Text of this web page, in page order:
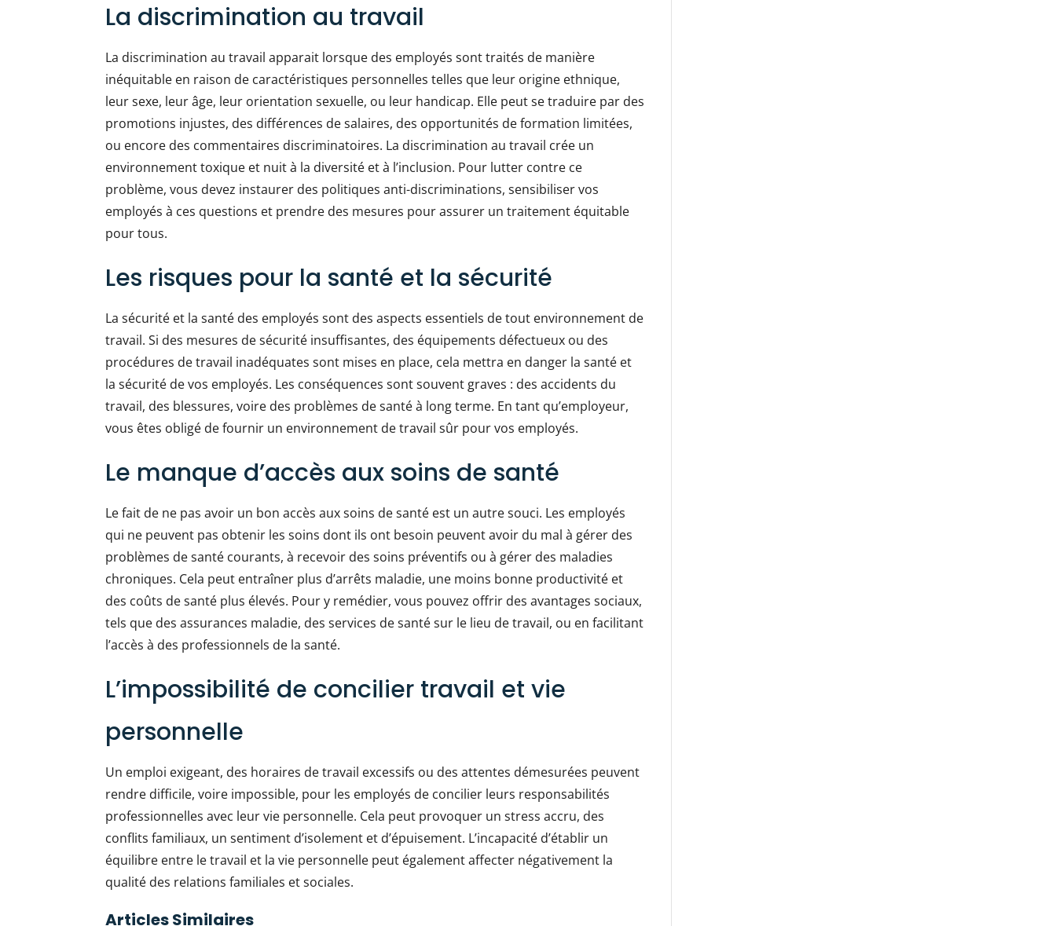
La discrimination au travail
La discrimination au travail apparait lorsque des employés sont traités de manière
inéquitable en raison de caractéristiques personnelles telles que leur origine ethnique,
leur sexe, leur âge, leur orientation sexuelle, ou leur handicap. Elle peut se traduire par des
promotions injustes, des différences de salaires, des opportunités de formation limitées,
ou encore des commentaires discriminatoires. La discrimination au travail crée un
environnement toxique et nuit à la diversité et à l’inclusion. Pour lutter contre ce
problème, vous devez instaurer des politiques anti-discriminations, sensibiliser vos
employés à ces questions et prendre des mesures pour assurer un traitement équitable
pour tous.
Les risques pour la santé et la sécurité
La sécurité et la santé des employés sont des aspects essentiels de tout environnement de
travail. Si des mesures de sécurité insuffisantes, des équipements défectueux ou des
procédures de travail inadéquates sont mises en place, cela mettra en danger la santé et
la sécurité de vos employés. Les conséquences sont souvent graves : des accidents du
travail, des blessures, voire des problèmes de santé à long terme. En tant qu’employeur,
vous êtes obligé de fournir un environnement de travail sûr pour vos employés.
Le manque d’accès aux soins de santé
Le fait de ne pas avoir un bon accès aux soins de santé est un autre souci. Les employés
qui ne peuvent pas obtenir les soins dont ils ont besoin peuvent avoir du mal à gérer des
problèmes de santé courants, à recevoir des soins préventifs ou à gérer des maladies
chroniques. Cela peut entraîner plus d’arrêts maladie, une moins bonne productivité et
des coûts de santé plus élevés. Pour y remédier, vous pouvez offrir des avantages sociaux,
tels que des assurances maladie, des services de santé sur le lieu de travail, ou en facilitant
l’accès à des professionnels de la santé.
L’impossibilité de concilier travail et vie
personnelle
Un emploi exigeant, des horaires de travail excessifs ou des attentes démesurées peuvent
rendre difficile, voire impossible, pour les employés de concilier leurs responsabilités
professionnelles avec leur vie personnelle. Cela peut provoquer un stress accru, des
conflits familiaux, un sentiment d’isolement et d’épuisement. L’incapacité d’établir un
équilibre entre le travail et la vie personnelle peut également affecter négativement la
qualité des relations familiales et sociales.
Articles Similaires